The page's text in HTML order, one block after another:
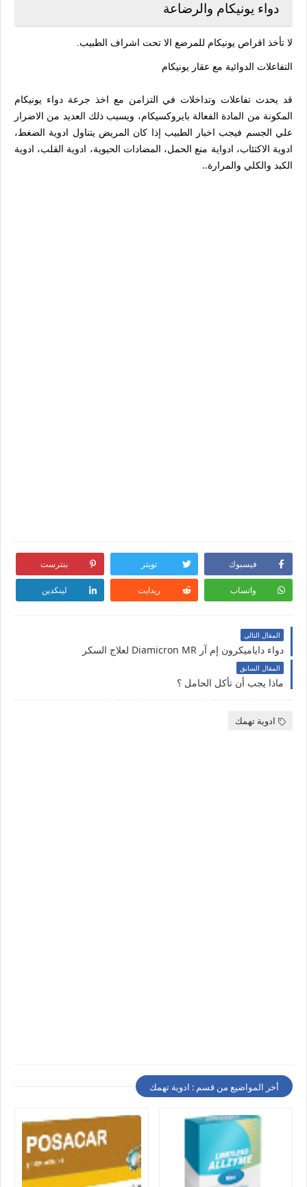
دواء يونيكام والرضاعة
لا تأخذ اقراص يونيكام للمرضع الا تحت اشراف الطبيب.
التفاعلات الدوائية مع عقار يونيكام
قد يحدث تفاعلات وتداخلات في التزامن مع اخذ جرعة دواء يونيكام
المكونة من المادة الفعالة بايروكسيكام، ويسبب ذلك العديد من الاضرار
علي الجسم فيجب اخبار الطبيب إذا كان المريض يتناول ادوية الضغط،
ادوية الاكتئاب، ادواية منع الحمل، المضادات الحيوية، ادوية القلب، ادوية
الكبد والكلي والمرارة..
فيسبوك تويتر بنترست
واتساب ريدايت لينكدين
المقال التالي
دواء داياميكرون إم آر Diamicron MR لعلاج السكر
المقال السابق
ماذا يجب أن تأكل الحامل ؟
ادوية تهمك
أخر المواضيع من قسم : ادوية تهمك